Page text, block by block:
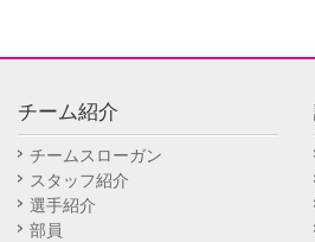
チーム紹介
チームスローガン
スタッフ紹介
選手紹介
部員